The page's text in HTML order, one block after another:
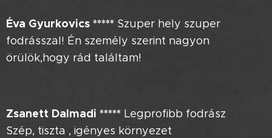
Éva Gyurkovics ***** Szuper hely szuper
fodrásszal! Én személy szerint nagyon
örülök,hogy rád találtam!
Zsanett Dalmadi ***** Legprofibb fodrász❤❤😊
Szép, tiszta , igényes környezet😉